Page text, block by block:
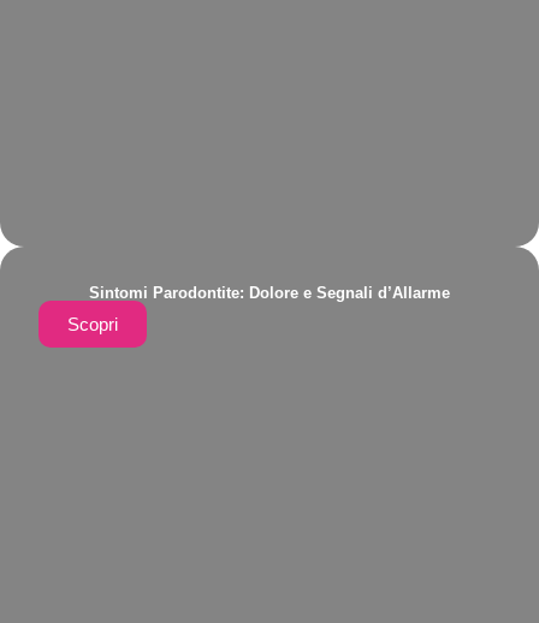
Sintomi Parodontite: Dolore e Segnali d’Allarme
Scopri